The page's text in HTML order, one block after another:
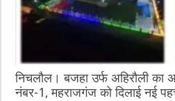
निचलौल। बजहा उर्फ अहिरौली का
नंबर-1, महराजगंज को दिलाई नई